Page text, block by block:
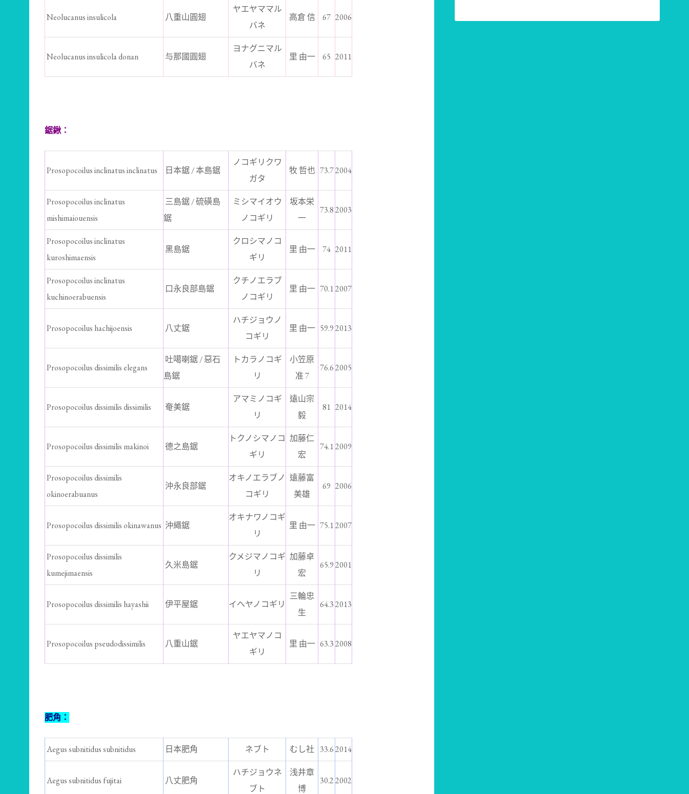
Neolucanus insulicola 八重山圓翅
ヤエヤママル
バネ
高倉 信 67 2006
Neolucanus insulicola donan 与那國圓翅
ヨナグニマル
バネ
里 由一 65 2011
鋸鍬：
Prosopocoilus inclinatus inclinatus 日本鋸 / 本島鋸
ノコギリクワ
ガタ
牧 哲也 73.72004
Prosopocoilus inclinatus
mishimaiouensis
三島鋸 / 硫磺島
鋸
ミシマイオウ
ノコギリ
坂本栄
一
73.82003
Prosopocoilus inclinatus
kuroshimaensis
黑島鋸
クロシマノコ
ギリ
里 由一 74 2011
Prosopocoilus inclinatus
kuchinoerabuensis
口永良部島鋸
クチノエラブ
ノコギリ
里 由一 70.12007
Prosopocoilus hachijoensis 八丈鋸
ハチジョウノ
コギリ
里 由一 59.92013
Prosopocoilus dissimilis elegans
吐噶喇鋸 / 惡石
島鋸
トカラノコギ
リ
小笠原
准 7
76.62005
Prosopocoilus dissimilis dissimilis 奄美鋸
アマミノコギ
リ
遠山宗
毅
81 2014
Prosopocoilus dissimilis makinoi 德之島鋸
トクノシマノコ
ギリ
加藤仁
宏
74.12009
Prosopocoilus dissimilis
okinoerabuanus
沖永良部鋸
オキノエラブノ
コギリ
遠藤富
美雄
69 2006
Prosopocoilus dissimilis okinawanus 沖繩鋸
オキナワノコギ
リ
里 由一 75.12007
Prosopocoilus dissimilis
kumejimaensis
久米島鋸
クメジマノコギ
リ
加藤卓
宏
65.92001
Prosopocoilus dissimilis hayashii 伊平屋鋸 イヘヤノコギリ
三輪忠
生
64.32013
Prosopocoilus pseudodissimilis 八重山鋸
ヤエヤマノコ
ギリ
里 由一 63.32008
肥角：
Aegus subnitidus subnitidus 日本肥角 ネブト むし社 33.62014
Aegus subnitidus fujitai 八丈肥角
ハチジョウネ
ブト
浅井章
博
30.22002